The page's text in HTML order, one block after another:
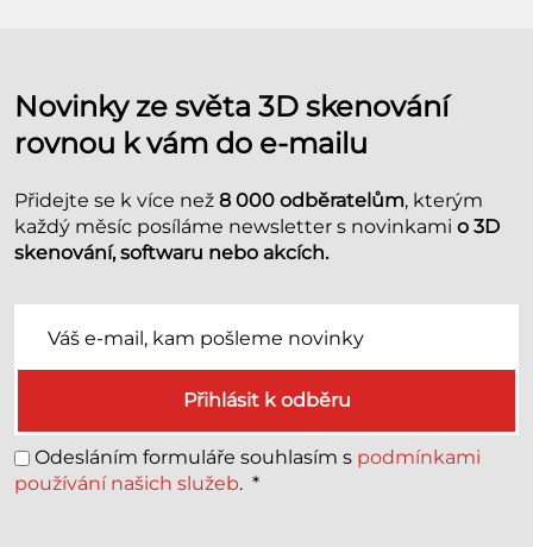
Novinky ze světa 3D skenování
rovnou k vám do e-mailu
Přidejte se k více než 8 000 odběratelům, kterým
každý měsíc posíláme newsletter s novinkami o 3D
skenování, softwaru nebo akcích.
Přihlásit k odběru
Odesláním formuláře souhlasím s podmínkami
používání našich služeb. *